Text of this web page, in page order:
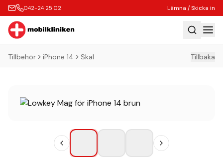
042-24 25 02 Lämna / Skicka in
Hem
Köp
Lämna / Skicka in
Tillbehör iPhone 14 Skal Tillbaka